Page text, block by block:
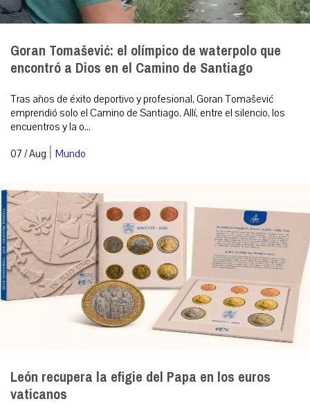
Goran Tomašević: el olímpico de waterpolo que
encontró a Dios en el Camino de Santiago
Tras años de éxito deportivo y profesional, Goran Tomašević
emprendió solo el Camino de Santiago. Allí, entre el silencio, los
encuentros y la o...
07 / Aug | Mundo
León recupera la efigie del Papa en los euros
vaticanos